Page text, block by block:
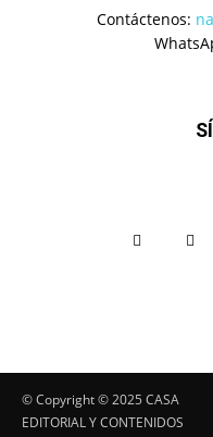
Contáctenos:
© Copyright ©️ 2025 CASA
EDITORIAL Y CONTENIDOS